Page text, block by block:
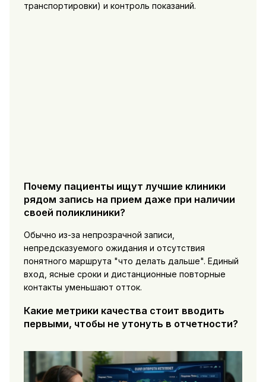
транспортировки) и контроль показаний.
Почему пациенты ищут лучшие клиники
рядом запись на прием даже при наличии
своей поликлиники?
Обычно из-за непрозрачной записи,
непредсказуемого ожидания и отсутствия
понятного маршрута "что делать дальше". Единый
вход, ясные сроки и дистанционные повторные
контакты уменьшают отток.
Какие метрики качества стоит вводить
первыми, чтобы не утонуть в отчетности?